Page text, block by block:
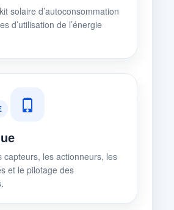
solaire d’autoconsommation
d’utilisation de l’énergie
capteurs, les actionneurs, les
et le pilotage des